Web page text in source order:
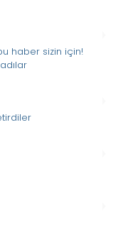
haber sizin için!